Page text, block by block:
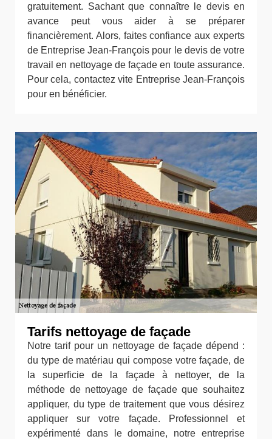
gratuitement. Sachant que connaître le devis en
avance peut vous aider à se préparer
financièrement. Alors, faites confiance aux experts
de Entreprise Jean-François pour le devis de votre
travail en nettoyage de façade en toute assurance.
Pour cela, contactez vite Entreprise Jean-François
pour en bénéficier.
Tarifs nettoyage de façade
Notre tarif pour un nettoyage de façade dépend :
du type de matériau qui compose votre façade, de
la superficie de la façade à nettoyer, de la
méthode de nettoyage de façade que souhaitez
appliquer, du type de traitement que vous désirez
appliquer sur votre façade. Professionnel et
expérimenté dans le domaine, notre entreprise